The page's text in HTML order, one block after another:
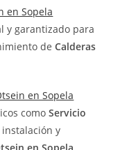
en Sopela
y garantizado para
deCalderas
en Sopela
comoServicio
y